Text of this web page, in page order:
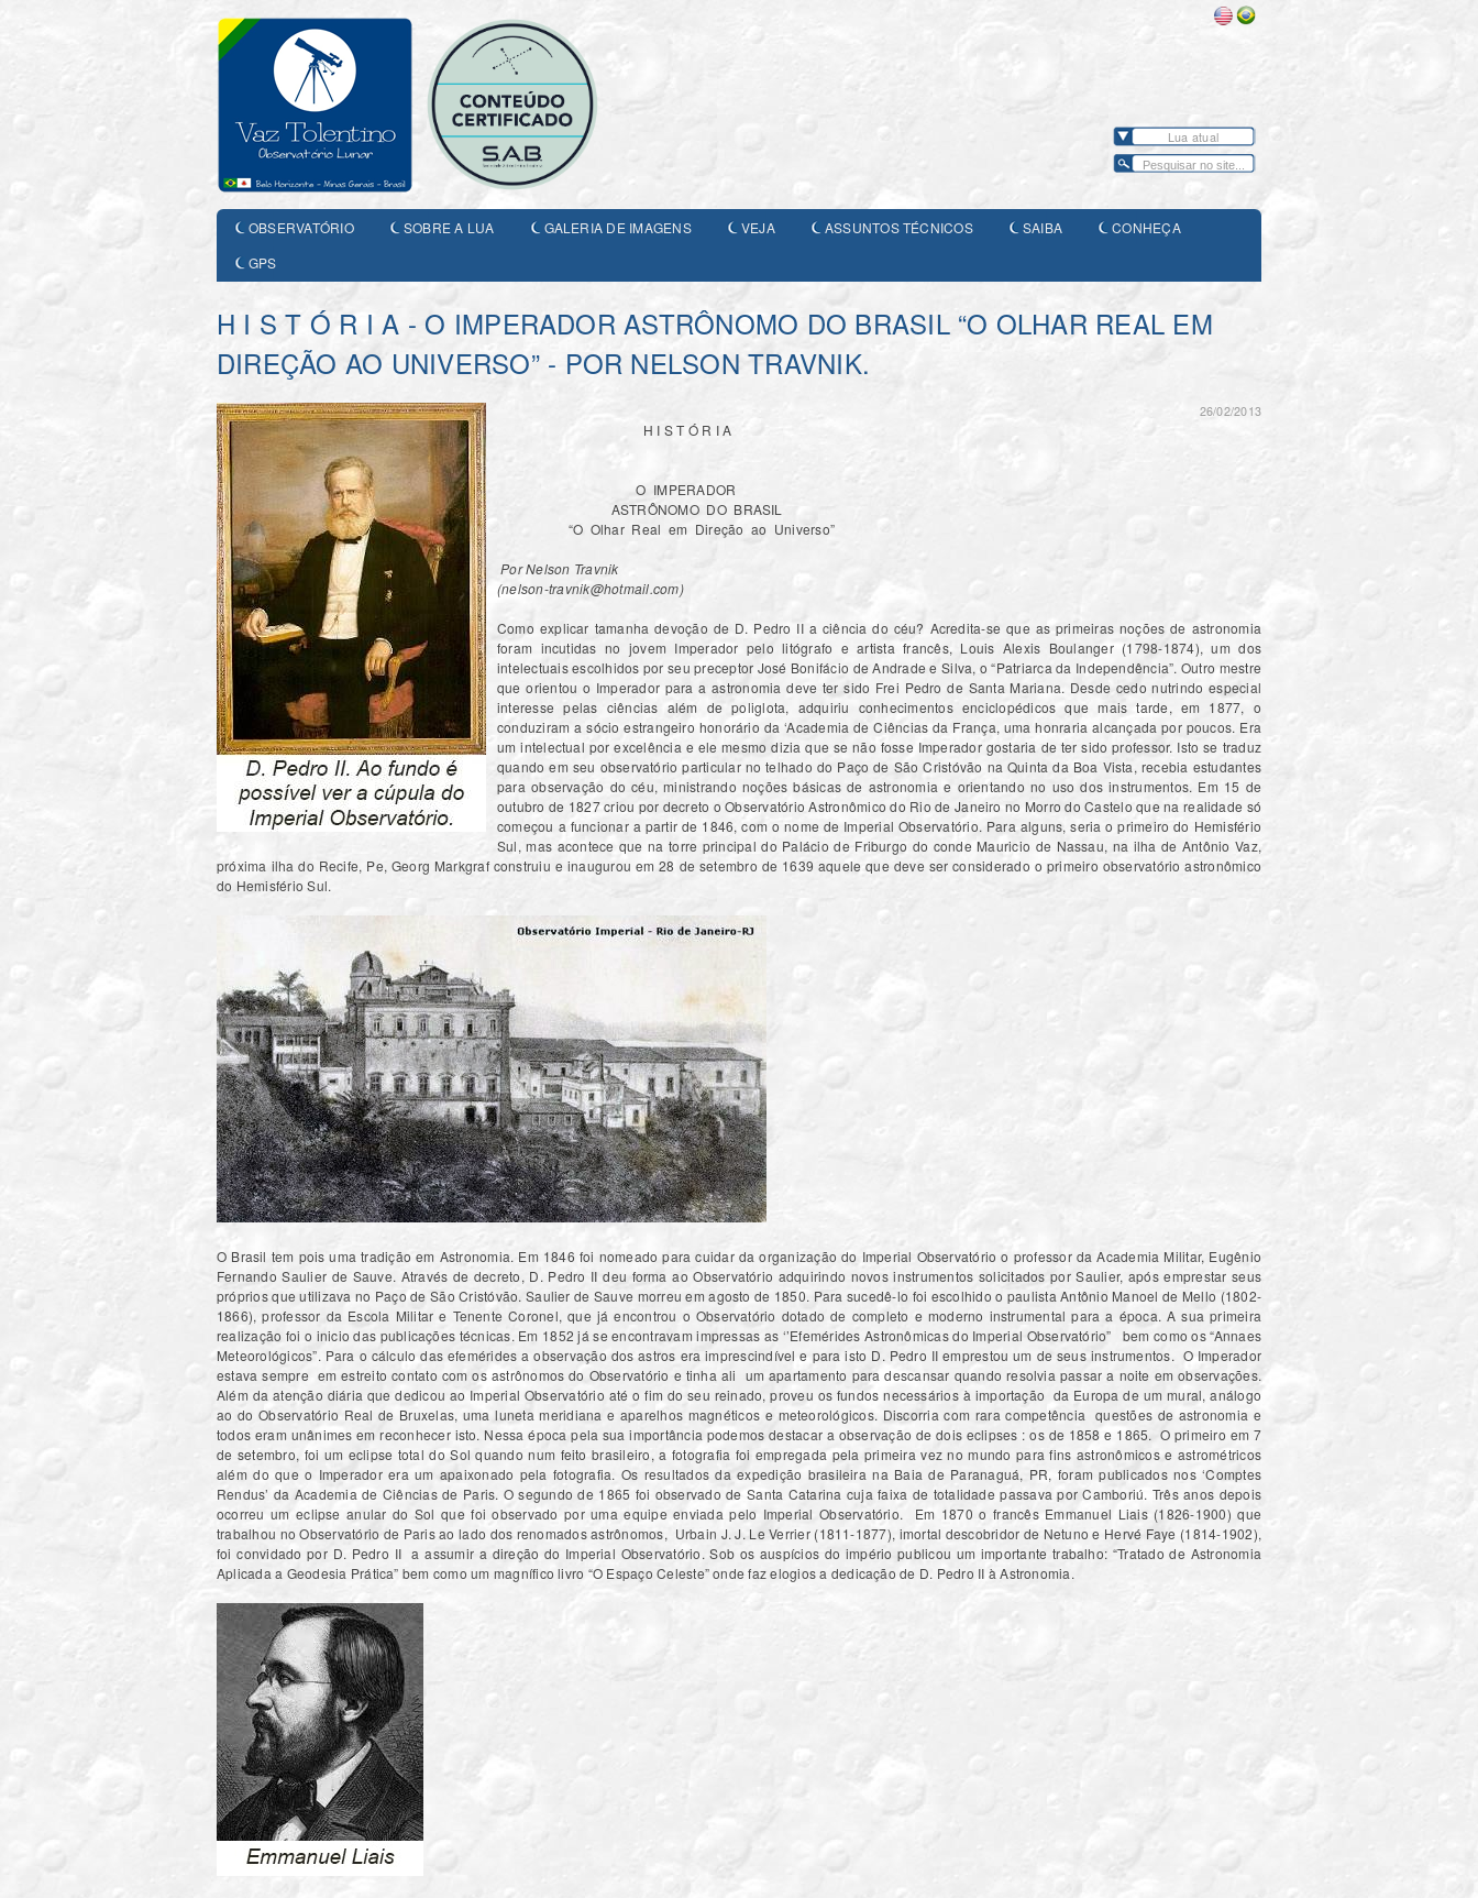
Lua atual
OBSERVATÓRIO SOBRE A LUA GALERIA DE IMAGENS VEJA ASSUNTOS TÉCNICOS SAIBA
CONHEÇA
GPS
H I S T Ó R I A - O IMPERADOR ASTRÔNOMO DO BRASIL “O OLHAR REAL EM
DIREÇÃO AO UNIVERSO” - POR NELSON TRAVNIK.
26/02/2013
H I S T Ó R I A
O IMPERADOR
ASTRÔNOMO DO BRASIL
“O Olhar Real em Direção ao Universo”
Por Nelson Travnik
(nelson-travnik@hotmail.com)
Como explicar tamanha devoção de D. Pedro II a ciência do céu? Acredita-se que as primeiras noções de astronomia
foram incutidas no jovem Imperador pelo litógrafo e artista francês, Louis Alexis Boulanger (1798-1874), um dos
intelectuais escolhidos por seu preceptor José Bonifácio de Andrade e Silva, o “Patriarca da Independência”. Outro mestre
que orientou o Imperador para a astronomia deve ter sido Frei Pedro de Santa Mariana. Desde cedo nutrindo especial
interesse pelas ciências além de poliglota, adquiriu conhecimentos enciclopédicos que mais tarde, em 1877, o
conduziram a sócio estrangeiro honorário da ‘Academia de Ciências da França, uma honraria alcançada por poucos. Era
um intelectual por excelência e ele mesmo dizia que se não fosse Imperador gostaria de ter sido professor. Isto se traduz
quando em seu observatório particular no telhado do Paço de São Cristóvão na Quinta da Boa Vista, recebia estudantes
para observação do céu, ministrando noções básicas de astronomia e orientando no uso dos instrumentos. Em 15 de
outubro de 1827 criou por decreto o Observatório Astronômico do Rio de Janeiro no Morro do Castelo que na realidade só
começou a funcionar a partir de 1846, com o nome de Imperial Observatório. Para alguns, seria o primeiro do Hemisfério
Sul, mas acontece que na torre principal do Palácio de Friburgo do conde Mauricio de Nassau, na ilha de Antônio Vaz,
próxima ilha do Recife, Pe, Georg Markgraf construiu e inaugurou em 28 de setembro de 1639 aquele que deve ser considerado o primeiro observatório astronômico
do Hemisfério Sul.
O Brasil tem pois uma tradição em Astronomia. Em 1846 foi nomeado para cuidar da organização do Imperial Observatório o professor da Academia Militar, Eugênio
Fernando Saulier de Sauve. Através de decreto, D. Pedro II deu forma ao Observatório adquirindo novos instrumentos solicitados por Saulier, após emprestar seus
próprios que utilizava no Paço de São Cristóvão. Saulier de Sauve morreu em agosto de 1850. Para sucedê-lo foi escolhido o paulista Antônio Manoel de Mello (1802-
1866), professor da Escola Militar e Tenente Coronel, que já encontrou o Observatório dotado de completo e moderno instrumental para a época. A sua primeira
realização foi o inicio das publicações técnicas. Em 1852 já se encontravam impressas as ‘’Efemérides Astronômicas do Imperial Observatório” bem como os “Annaes
Meteorológicos”. Para o cálculo das efemérides a observação dos astros era imprescindível e para isto D. Pedro II emprestou um de seus instrumentos. O Imperador
estava sempre em estreito contato com os astrônomos do Observatório e tinha ali um apartamento para descansar quando resolvia passar a noite em observações.
Além da atenção diária que dedicou ao Imperial Observatório até o fim do seu reinado, proveu os fundos necessários à importação da Europa de um mural, análogo
ao do Observatório Real de Bruxelas, uma luneta meridiana e aparelhos magnéticos e meteorológicos. Discorria com rara competência questões de astronomia e
todos eram unânimes em reconhecer isto. Nessa época pela sua importância podemos destacar a observação de dois eclipses : os de 1858 e 1865. O primeiro em 7
de setembro, foi um eclipse total do Sol quando num feito brasileiro, a fotografia foi empregada pela primeira vez no mundo para fins astronômicos e astrométricos
além do que o Imperador era um apaixonado pela fotografia. Os resultados da expedição brasileira na Baia de Paranaguá, PR, foram publicados nos ‘Comptes
Rendus’ da Academia de Ciências de Paris. O segundo de 1865 foi observado de Santa Catarina cuja faixa de totalidade passava por Camboriú. Três anos depois
ocorreu um eclipse anular do Sol que foi observado por uma equipe enviada pelo Imperial Observatório. Em 1870 o francês Emmanuel Liais (1826-1900) que
trabalhou no Observatório de Paris ao lado dos renomados astrônomos, Urbain J. J. Le Verrier (1811-1877), imortal descobridor de Netuno e Hervé Faye (1814-1902),
foi convidado por D. Pedro II a assumir a direção do Imperial Observatório. Sob os auspícios do império publicou um importante trabalho: “Tratado de Astronomia
Aplicada a Geodesia Prática” bem como um magnífico livro “O Espaço Celeste” onde faz elogios a dedicação de D. Pedro II à Astronomia.